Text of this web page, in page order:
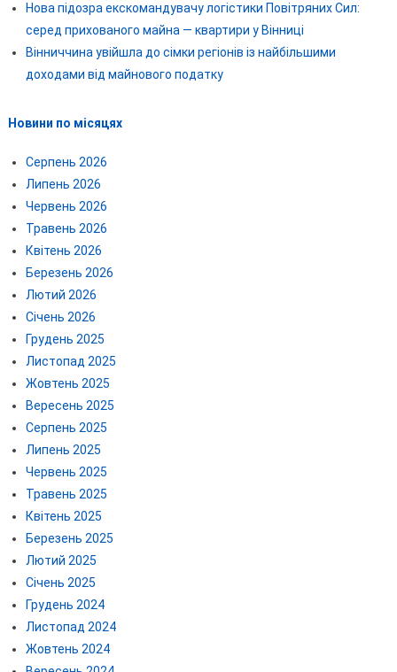
Нова підозра екскомандувачу логістики Повітряних Сил:
серед прихованого майна — квартири у Вінниці
Вінниччина увійшла до сімки регіонів із найбільшими
доходами від майнового податку
Новини по місяцях
Серпень 2026
Липень 2026
Червень 2026
Травень 2026
Квітень 2026
Березень 2026
Лютий 2026
Січень 2026
Грудень 2025
Листопад 2025
Жовтень 2025
Вересень 2025
Серпень 2025
Липень 2025
Червень 2025
Травень 2025
Квітень 2025
Березень 2025
Лютий 2025
Січень 2025
Грудень 2024
Листопад 2024
Жовтень 2024